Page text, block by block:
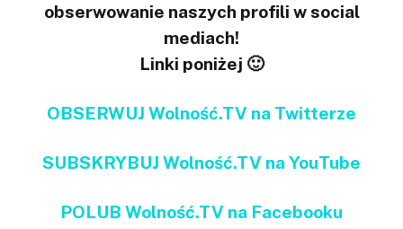
obserwowanie naszych profili w social
mediach!
Linki poniżej 🙂
OBSERWUJ Wolność.TV na Twitterze
SUBSKRYBUJ Wolność.TV na YouTube
POLUB Wolność.TV na Facebooku